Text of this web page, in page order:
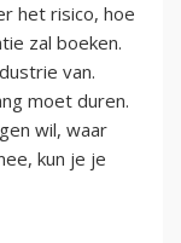
het risico, hoe
zal boeken.
van.
moet duren.
wil, waar
kun je je